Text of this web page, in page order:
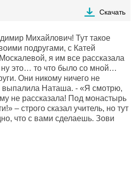
Скачать
Михайлович! Тут такое
подругами, с Катей
я им все рассказала
это… то что было со мной…
Они никому ничего не
выпалила Наташа. - «Я смотрю,
не рассказала! Под монастырь
– строго сказал учитель, но тут
что с вами сделаешь. Зови